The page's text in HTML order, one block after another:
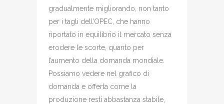
gradualmente migliorando, non tanto
per i tagli dell’OPEC, che hanno
riportato in equilibrio il mercato senza
erodere le scorte, quanto per
l’aumento della domanda mondiale.
Possiamo vedere nel grafico di
domanda e offerta come la
produzione resti abbastanza stabile,